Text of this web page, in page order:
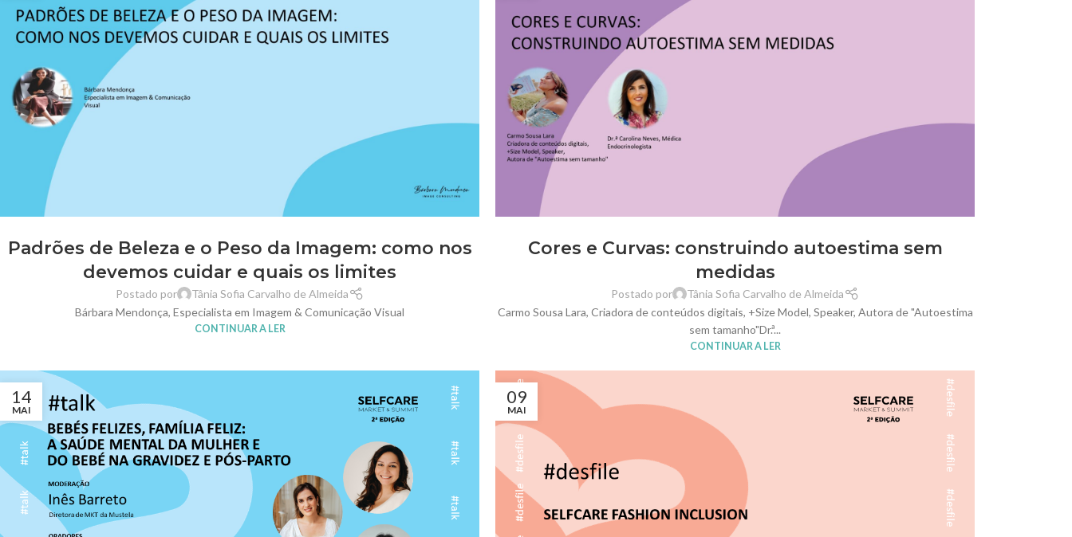
Padrões de Beleza e o Peso da Imagem: como nos
devemos cuidar e quais os limites
Postado por
Tânia Sofia Carvalho de Almeida
Bárbara Mendonça, Especialista em Imagem & Comunicação Visual
CONTINUAR A LER
Cores e Curvas: construindo autoestima sem
medidas
Postado por
Tânia Sofia Carvalho de Almeida
Carmo Sousa Lara, Criadora de conteúdos digitais, +Size Model, Speaker, Autora de "Autoestima
sem tamanho"Dr.ª...
CONTINUAR A LER
14
MAI
09
MAI